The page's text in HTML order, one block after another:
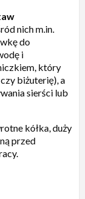
nich m.in.
do
i
który
biżuterię), a
sierści lub
kółka, duży
przed